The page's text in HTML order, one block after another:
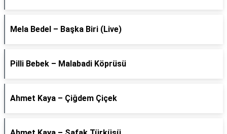
Mela Bedel – Başka Biri (Live)
Pilli Bebek – Malabadi Köprüsü
Ahmet Kaya – Çiğdem Çiçek